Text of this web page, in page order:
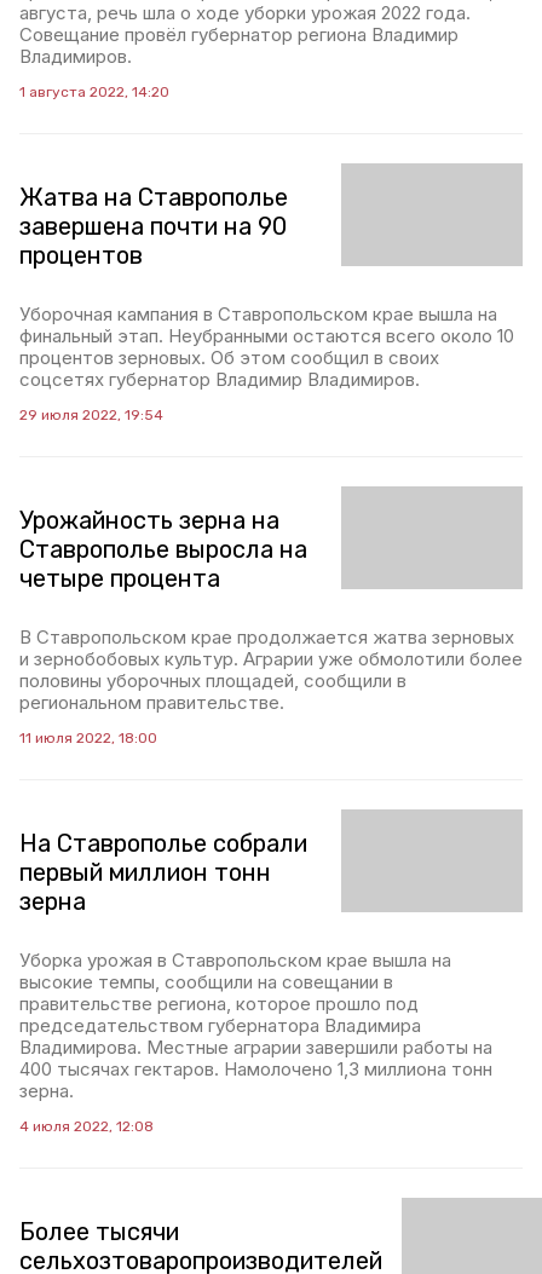
августа, речь шла о ходе уборки урожая 2022 года.
Совещание провёл губернатор региона Владимир
Владимиров.
1 августа 2022, 14:20
Жатва на Ставрополье
завершена почти на 90
процентов
Уборочная кампания в Ставропольском крае вышла на
финальный этап. Неубранными остаются всего около 10
процентов зерновых. Об этом сообщил в своих
соцсетях губернатор Владимир Владимиров.
29 июля 2022, 19:54
Урожайность зерна на
Ставрополье выросла на
четыре процента
В Ставропольском крае продолжается жатва зерновых
и зернобобовых культур. Аграрии уже обмолотили более
половины уборочных площадей, сообщили в
региональном правительстве.
11 июля 2022, 18:00
На Ставрополье собрали
первый миллион тонн
зерна
Уборка урожая в Ставропольском крае вышла на
высокие темпы, сообщили на совещании в
правительстве региона, которое прошло под
председательством губернатора Владимира
Владимирова. Местные аграрии завершили работы на
400 тысячах гектаров. Намолочено 1,3 миллиона тонн
зерна.
4 июля 2022, 12:08
Более тысячи
сельхозтоваропроизводителей